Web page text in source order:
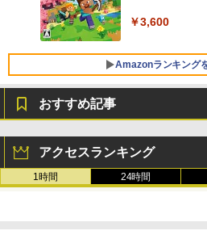
FMV ノートパ
￥139,880
￥3,600
Amazonランキング
￥1,766
ない、大きな
続バッテリー
書籍リーダー
し
おすすめ記事
アクセスランキング
1時間 24時間